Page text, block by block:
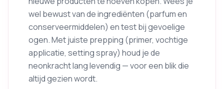
wel bewust van de ingrediënten (parfum en
conserveermiddelen) en test bij gevoelige
ogen. Met juiste prepping (primer, vochtige
applicatie, setting spray) houd je de
neonkracht lang levendig — voor een blik die
altijd gezien wordt.